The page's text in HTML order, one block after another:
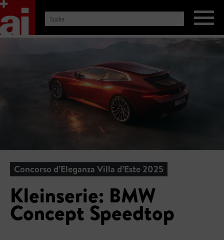
Concorso d’Eleganza Villa d’Este 2025
Kleinserie: BMW
Concept Speedtop